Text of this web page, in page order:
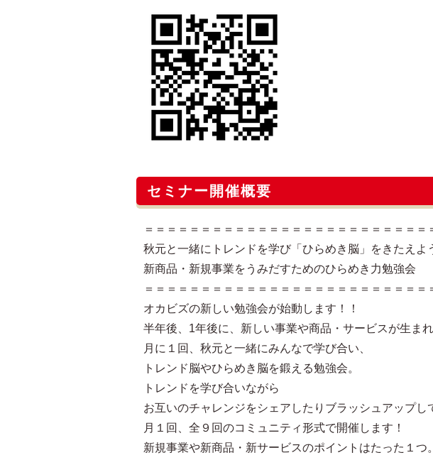
セミナー開催概要
＝＝＝＝＝＝＝＝＝＝＝＝＝＝＝＝＝＝＝＝＝＝＝＝＝
秋元と一緒にトレンドを学び「ひらめき脳」をきたえよ
新商品・新規事業をうみだすためのひらめき力勉強会
＝＝＝＝＝＝＝＝＝＝＝＝＝＝＝＝＝＝＝＝＝＝＝＝＝
オカビズの新しい勉強会が始動します！！
半年後、1年後に、新しい事業や商品・サービスが生ま
月に１回、秋元と一緒にみんなで学び合い、
トレンド脳やひらめき脳を鍛える勉強会。
トレンドを学び合いながら
お互いのチャレンジをシェアしたりブラッシュアップし
月１回、全９回のコミュニティ形式で開催します！
新規事業や新商品・新サービスのポイントはたった１つ。